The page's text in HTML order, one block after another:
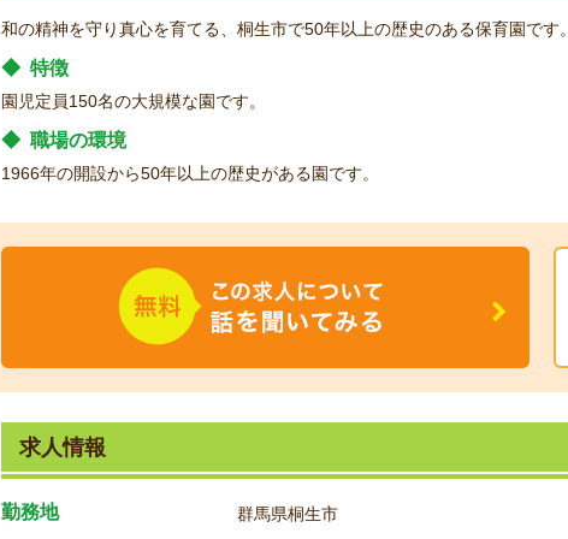
和の精神を守り真心を育てる、桐生市で50年以上の歴史のある保育園です。
◆ 特徴
園児定員150名の大規模な園です。
◆ 職場の環境
1966年の開設から50年以上の歴史がある園です。
求人情報
勤務地 群馬県桐生市